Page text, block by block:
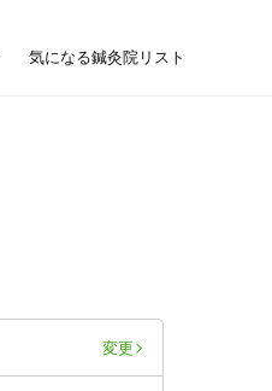
気になる鍼灸院リスト
変更